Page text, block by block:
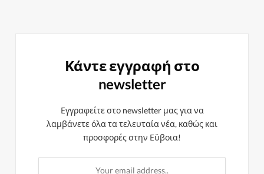
Κάντε εγγραφή στο
newsletter
Εγγραφείτε στο newsletter μας για να
λαμβάνετε όλα τα τελευταία νέα, καθώς και
προσφορές στην Εϋβοια!